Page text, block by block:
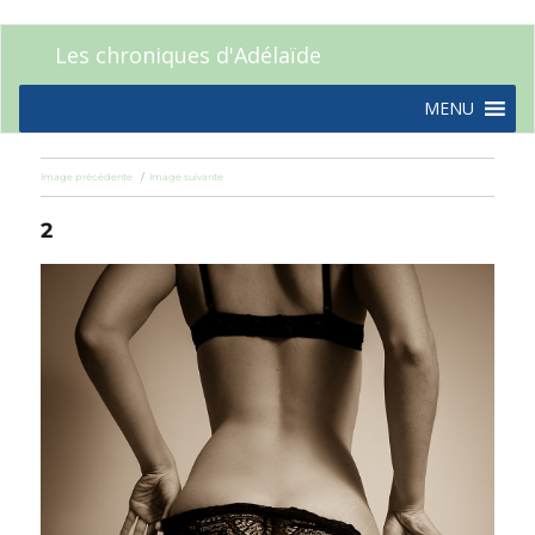
Les chroniques d'Adélaïde
MENU
Image précédente Image suivante
2